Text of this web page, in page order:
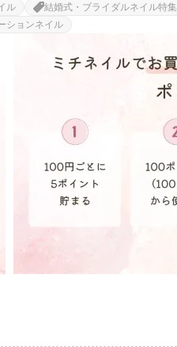
ル 結婚式・ブライダルネイル特集
ションネイル